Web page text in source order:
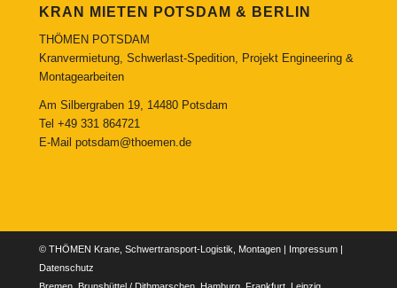
KRAN MIETEN POTSDAM & BERLIN
THÖMEN POTSDAM
Kranvermietung, Schwerlast-Spedition, Projekt Engineering &
Montagearbeiten
Am Silbergraben 19, 14480 Potsdam
Tel +49 331 864721
E-Mail potsdam@thoemen.de
© THÖMEN Krane, Schwertransport-Logistik, Montagen | Impressum|
Datenschutz
Bremen, Brunsbüttel / Dithmarschen, Hamburg, Frankfurt, Leipzig,